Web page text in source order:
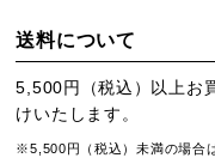
送料について
5,500円（税込）以上お
けいたします。
※5,500円（税込）未満の場合